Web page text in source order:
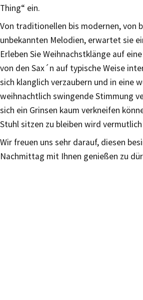
Thing“ ein.
Von traditionellen bis modernen, von
unbekannten Melodien, erwartet sie
Erleben Sie Weihnachstklänge auf
von den Sax´n auf typische Weise
sich klanglich verzaubern und in eine
weihnachtlich swingende Stimmung
sich ein Grinsen kaum verkneifen
Stuhl sitzen zu bleiben wird
Wir freuen uns sehr darauf, diesen
Nachmittag mit Ihnen genießen zu